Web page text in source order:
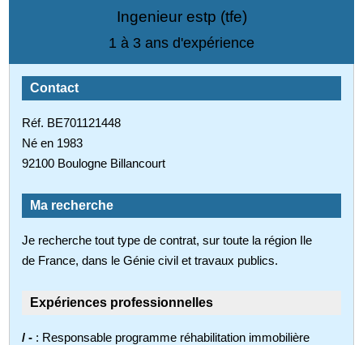
Ingenieur estp (tfe)
1 à 3 ans d'expérience
Contact
Réf. BE701121448
Né en 1983
92100 Boulogne Billancourt
Ma recherche
Je recherche tout type de contrat, sur toute la région Ile
de France, dans le Génie civil et travaux publics.
Expériences professionnelles
/ - : Responsable programme réhabilitation immobilière